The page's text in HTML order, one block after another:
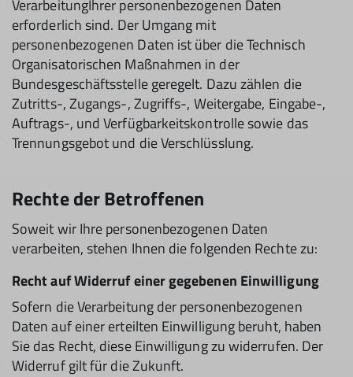
VerarbeitungIhrer personenbezogenen Daten
erforderlich sind. Der Umgang mit
personenbezogenen Daten ist über die Technisch
Organisatorischen Maßnahmen in der
Bundesgeschäftsstelle geregelt. Dazu zählen die
Zutritts-, Zugangs-, Zugriffs-, Weitergabe, Eingabe-,
Auftrags-, und Verfügbarkeitskontrolle sowie das
Trennungsgebot und die Verschlüsslung.
Rechte der Betroffenen
Soweit wir Ihre personenbezogenen Daten
verarbeiten, stehen Ihnen die folgenden Rechte zu:
Recht auf Widerruf einer gegebenen Einwilligung
Sofern die Verarbeitung der personenbezogenen
Daten auf einer erteilten Einwilligung beruht, haben
Sie das Recht, diese Einwilligung zu widerrufen. Der
Widerruf gilt für die Zukunft.